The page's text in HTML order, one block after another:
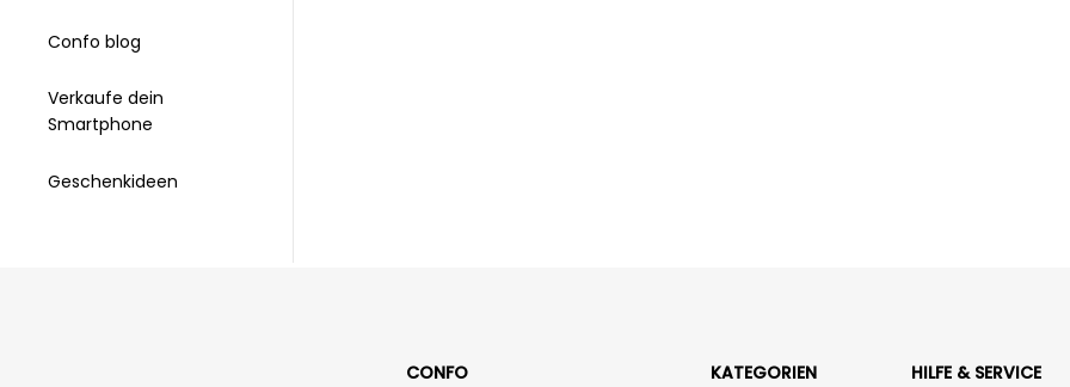
Confo blog
Verkaufe dein
Smartphone
Geschenkideen
CONFO KATEGORIEN HILFE & SERVICE